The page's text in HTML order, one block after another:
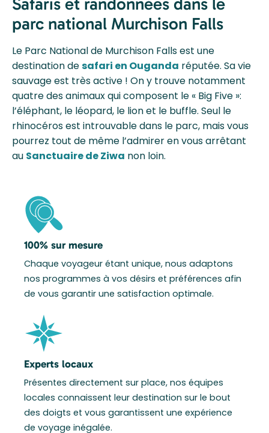
parc national Murchison Falls
Le Parc National de Murchison Falls est une
destination desafari en Ouganda réputée. Sa vie
sauvage est très active ! On y trouve notamment
quatre des animaux qui composent le « Big Five »:
l’éléphant, le léopard, le lion et le buffle. Seul le
rhinocéros est introuvable dans le parc, mais vous
pourrez tout de même l’admirer en vous arrêtant
au Sanctuaire de Ziwa non loin.
100% sur mesure
Chaque voyageur étant unique, nous adaptons
nos programmes à vos désirs et préférences afin
de vous garantir une satisfaction optimale.
Experts locaux
Présentes directement sur place, nos équipes
locales connaissent leur destination sur le bout
des doigts et vous garantissent une expérience
de voyage inégalée.